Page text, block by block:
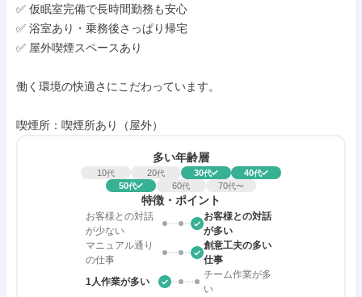
✅ 仮眠室完備で長時間勤務も安心
✅ 浴室あり・乗務後さっぱり帰宅
✅ 屋外喫煙スペースあり
働く環境の快適さにこだわっています。
喫煙所：喫煙所あり（屋外）
多い年齢層
10代 20代 30代 40代
50代 60代 70代〜
特徴・ポイント
お客様との対話
が少ない
お客様との対話
が多い
マニュアル通り
の仕事
創意工夫の多い
仕事
1人作業が多い
チーム作業が多
い